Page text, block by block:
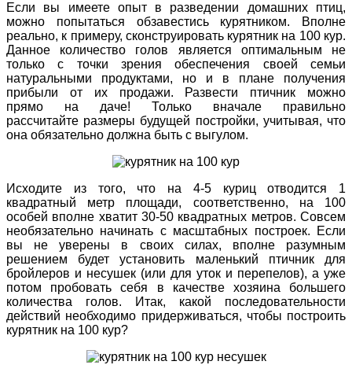
Если вы имеете опыт в разведении домашних птиц,
можно попытаться обзавестись курятником. Вполне
реально, к примеру, сконструировать курятник на 100 кур.
Данное количество голов является оптимальным не
только с точки зрения обеспечения своей семьи
натуральными продуктами, но и в плане получения
прибыли от их продажи. Развести птичник можно
прямо на даче! Только вначале правильно
рассчитайте размеры будущей постройки, учитывая, что
она обязательно должна быть с выгулом.
Исходите из того, что на 4-5 куриц отводится 1
квадратный метр площади, соответственно, на 100
особей вполне хватит 30-50 квадратных метров. Совсем
необязательно начинать с масштабных построек. Если
вы не уверены в своих силах, вполне разумным
решением будет установить маленький птичник для
бройлеров и несушек (или для уток и перепелов), а уже
потом пробовать себя в качестве хозяина большего
количества голов.
Итак, какой последовательности
действий необходимо придерживаться, чтобы построить
курятник на 100 кур?